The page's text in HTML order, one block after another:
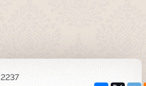
2237